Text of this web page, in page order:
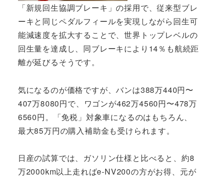
「新規回生協調ブレーキ」の採用で、従来型ブレ
ーキと同じペダルフィールを実現しながら回生可
能減速度を拡大することで、世界トップレベルの
回生量を達成し、同ブレーキにより14％も航続距
離が延びるそうです。
気になるのが価格ですが、バンは388万440円〜
407万8080円で、ワゴンが462万4560円〜478万
6560円。「免税」対象車になるのはもちろん、
最大85万円の購入補助金も受けられます。
日産の試算では、ガソリン仕様と比べると、約8
万2000km以上走ればe-NV200の方がお得、元が